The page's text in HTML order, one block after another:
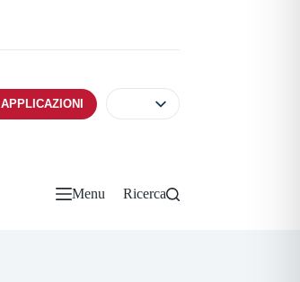
APPLICAZIONI
Menu Ricerca